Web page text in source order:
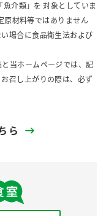
介類」を 対象としていま
原材料等ではありません
場合に食品衛生法および
当ホームページでは、記
召し上がりの際は、必ず
ら